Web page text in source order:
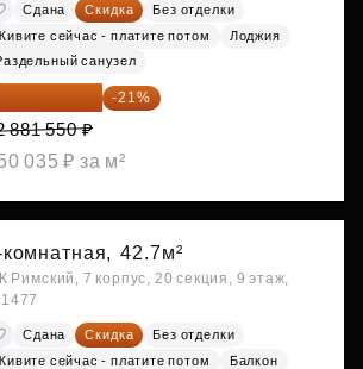
Сдана Скидка
Без отделки
сейчас - платите потом
Лоджия
санузел
176 425 ₽ -21%
881 550 ₽
035 ₽ за м²
комнатная, 42.7м²
Римский, 7 корпус, 20 секция, 9 этаж,
Сдана Скидка
Без отделки
сейчас - платите потом
Балкон